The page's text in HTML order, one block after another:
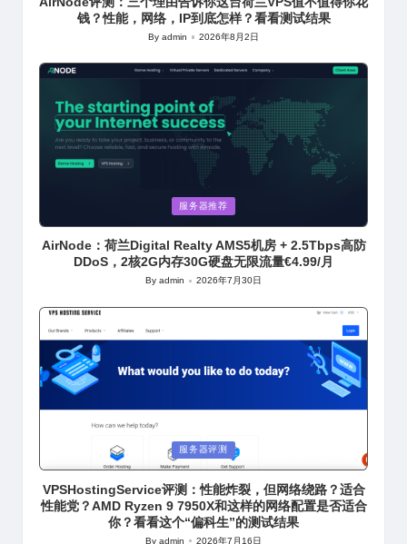
钱？性能，网络，IP到底怎样？看看测试结果
Posted
Byadmin 2026年8月2日
in
服务器推荐
AirNode：荷兰Digital Realty AMS5机房 + 2.5Tbps高防
DDoS，2核2G内存30G硬盘无限流量€4.99/月
Posted
Byadmin 2026年7月30日
in
服务器评测
VPSHostingService评测：性能炸裂，但网络绕路？适合
性能党？AMD Ryzen 9 7950X和这样的网络配置是否适合
你？看看这个“偏科生”的测试结果
Byadmin 2026年7月16日